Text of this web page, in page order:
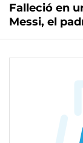
Falleció en
Messi, el